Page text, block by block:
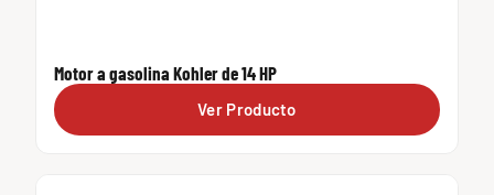
Motor a gasolina Kohler de 14 HP
Ver Producto